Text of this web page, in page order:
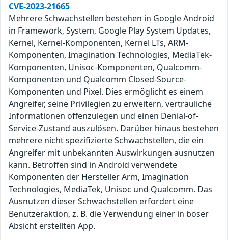
CVE-2023-21665
Mehrere Schwachstellen bestehen in Google Android
in Framework, System, Google Play System Updates,
Kernel, Kernel-Komponenten, Kernel LTs, ARM-
Komponenten, Imagination Technologies, MediaTek-
Komponenten, Unisoc-Komponenten, Qualcomm-
Komponenten und Qualcomm Closed-Source-
Komponenten und Pixel. Dies ermöglicht es einem
Angreifer, seine Privilegien zu erweitern, vertrauliche
Informationen offenzulegen und einen Denial-of-
Service-Zustand auszulösen. Darüber hinaus bestehen
mehrere nicht spezifizierte Schwachstellen, die ein
Angreifer mit unbekannten Auswirkungen ausnutzen
kann. Betroffen sind in Android verwendete
Komponenten der Hersteller Arm, Imagination
Technologies, MediaTek, Unisoc und Qualcomm. Das
Ausnutzen dieser Schwachstellen erfordert eine
Benutzeraktion, z. B. die Verwendung einer in böser
Absicht erstellten App.